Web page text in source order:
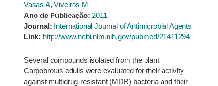
Vasas A, Viveiros M
Ano de Publicação: 2011
Journal: International Journal of Antimicrobial Agents
Link: http://www.ncbi.nlm.nih.gov/pubmed/21411294
Several compounds isolated from the plant
Carpobrotus edulis were evaluated for their activity
against multidrug-resistant (MDR) bacteria and their